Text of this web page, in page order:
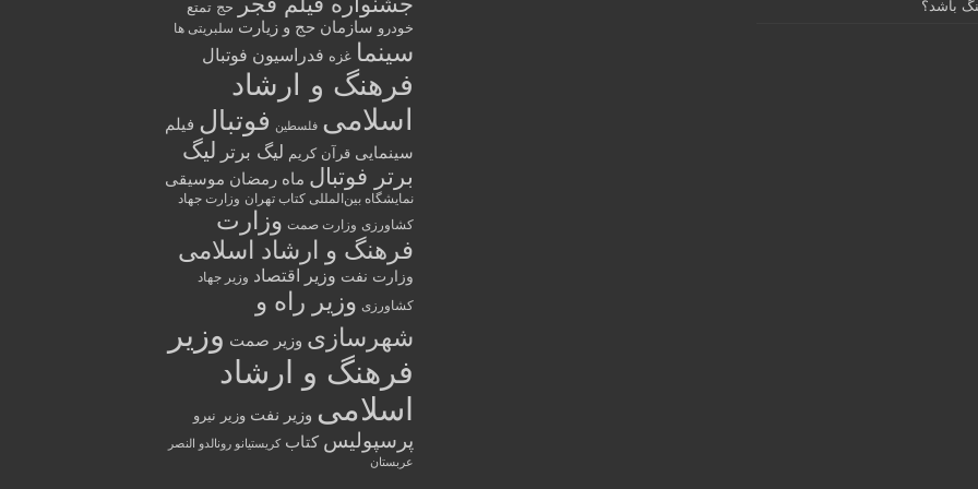
باشد؟
حج تمتع
خودرو سازمان حج و زیارت سلبریتی ها
سینما غزه فدراسیون فوتبال
فرهنگ و ارشاد
اسلامی فلسطین فوتبال فیلم
سینمایی قرآن کریم لیگ برتر لیگ
برتر فوتبال ماه رمضان موسیقی
نمایشگاه بین‌المللی کتاب تهران وزارت جهاد
کشاورزی وزارت صمت وزارت
فرهنگ و ارشاد اسلامی
وزارت نفت وزیر اقتصاد وزیر جهاد
کشاورزی وزیر راه و
شهرسازی وزیر صمت وزیر
فرهنگ و ارشاد
اسلامی وزیر نفت وزیر نیرو
پرسپولیس کتاب کریستیانو رونالدو النصر
عربستان